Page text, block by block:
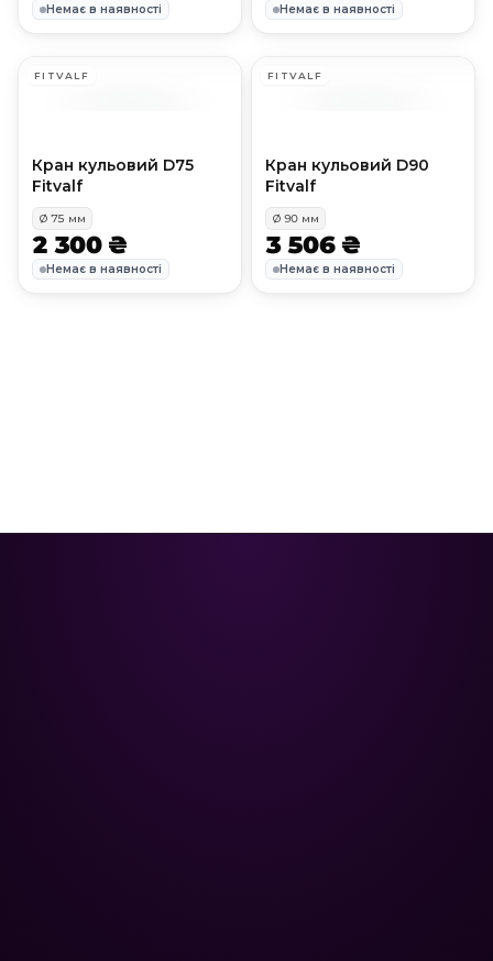
Немає в наявності Немає в наявності
FITVALF
Кран кульовий D75
Fitvalf
Ø 75 мм
2 300 ₴
Немає в наявності
FITVALF
Кран кульовий D90
Fitvalf
Ø 90 мм
3 506 ₴
Немає в наявності